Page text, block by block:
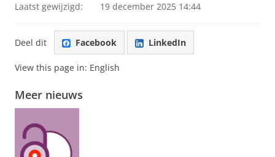
Laatst gewijzigd: 19 december 2025 14:44
Deel dit Facebook LinkedIn
View this page in: English
Meer nieuws